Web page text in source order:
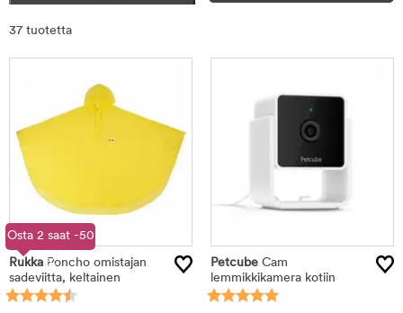
37 tuotetta
Osta 2 saat -50
%
Rukka Poncho omistajan
sadeviitta, keltainen
Petcube Cam
lemmikkikamera kotiin